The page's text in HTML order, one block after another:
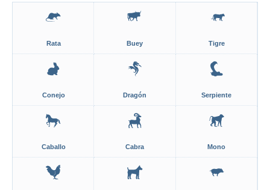
Rata Buey Tigre
Conejo Dragón Serpiente
Caballo Cabra Mono